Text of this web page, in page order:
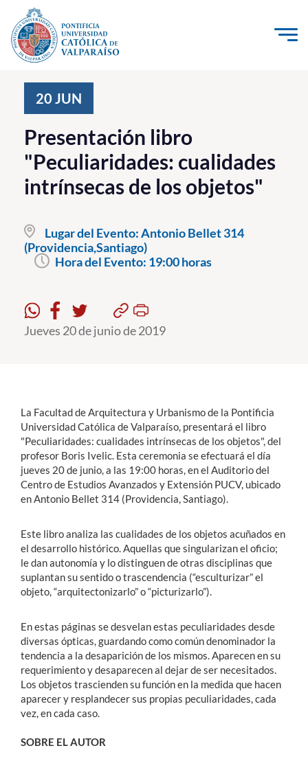
Click acá para ir directamente al contenido
Investigación, Creación e Innovación
PUCV Internacional
Vinculación con el Medio
Pregrado
Postgrado
Formación Continua
Alumni
English
20 JUN
Presentación libro
"Peculiaridades: cualidades
intrínsecas de los objetos"
Lugar del Evento:Antonio Bellet 314
(Providencia,Santiago)
Hora del Evento: 19:00 horas
Jueves 20 de junio de 2019
La Facultad de Arquitectura y Urbanismo de la Pontificia
Universidad Católica de Valparaíso, presentará el libro
"Peculiaridades: cualidades intrínsecas de los objetos", del
profesor Boris Ivelic. Esta ceremonia se efectuará el día
jueves 20 de junio, a las 19:00 horas, en el Auditorio del
Centro de Estudios Avanzados y Extensión PUCV, ubicado
en Antonio Bellet 314 (Providencia, Santiago).
Este libro analiza las cualidades de los objetos acuñados en
el desarrollo histórico. Aquellas que singularizan el oficio;
le dan autonomía y lo distinguen de otras disciplinas que
suplantan su sentido o trascendencia (“esculturizar” el
objeto, “arquitectonizarlo” o “picturizarlo”).
En estas páginas se desvelan estas peculiaridades desde
diversas ópticas, guardando como común denominador la
tendencia a la desaparición de los mismos. Aparecen en su
requerimiento y desaparecen al dejar de ser necesitados.
Los objetos trascienden su función en la medida que hacen
aparecer y resplandecer sus propias peculiaridades, cada
vez, en cada caso.
SOBRE EL AUTOR